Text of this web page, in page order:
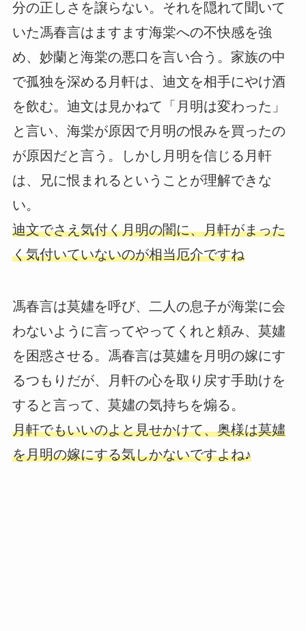
分の正しさを譲らない。それを隠れて聞いて
いた馮春言はますます海棠への不快感を強
め、妙蘭と海棠の悪口を言い合う。家族の中
で孤独を深める月軒は、迪文を相手にやけ酒
を飲む。迪文は見かねて「月明は変わった」
と言い、海棠が原因で月明の恨みを買ったの
が原因だと言う。しかし月明を信じる月軒
は、兄に恨まれるということが理解できな
い。
迪文でさえ気付く月明の闇に、月軒がまった
く気付いていないのが相当厄介ですね
馮春言は莫嫿を呼び、二人の息子が海棠に会
わないように言ってやってくれと頼み、莫嫿
を困惑させる。馮春言は莫嫿を月明の嫁にす
るつもりだが、月軒の心を取り戻す手助けを
すると言って、莫嫿の気持ちを煽る。
月軒でもいいのよと見せかけて、奥様は莫嫿
を月明の嫁にする気しかないですよね♪